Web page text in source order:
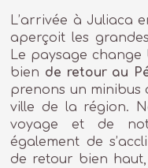
L’arrivée à Juliaca
aperçoit les
Le paysage change
bien de retour au
prenons un minibus
ville de la région.
voyage et de
également de
de retour bien haut,